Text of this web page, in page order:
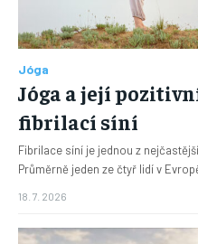
Jóga
Jóga a její
fibrilací síní
Fibrilace síní je jednou z
Průměrně jeden ze čtyř lidí v
18. 7. 2026